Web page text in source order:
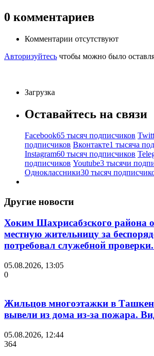
0 комментариев
Комментарии отсутствуют
Авторизуйтесь чтобы можно было
Загрузка
Оставайтесь на связи
Facebook65 тысяч подписчиков
подписчиков Вконтакте1 тысяча
Instagram60 тысяч подписчиков
подписчиков Youtube3 тысячи
Одноклассники30 тысяч
Другие новости
Хоким Шахрисабзского района
местную жительницу за
потребовал служебной
05.08.2026, 13:05
0
Жильцов многоэтажки в
вывели из дома из-за пожара.
05.08.2026, 12:44
364